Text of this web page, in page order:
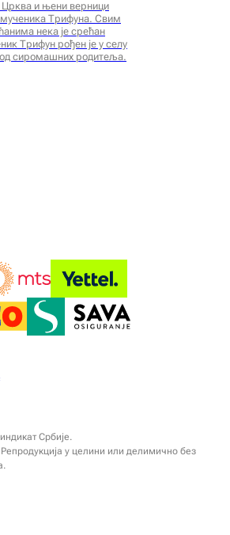
и њени верници
Трифуна. Свим
нека је срећан
Трифун рођен је у селу
сиромашних родитеља.
Србије.
у целини или делимично без